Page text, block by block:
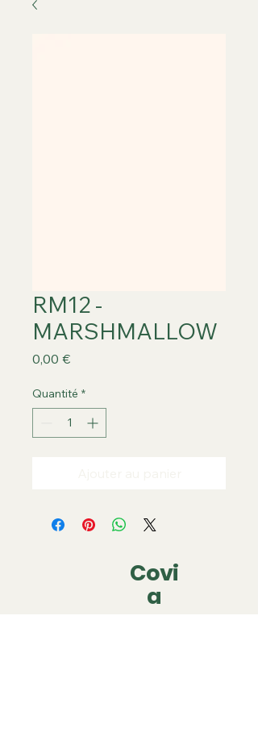
RM12 -
MARSHMALLOW
0,00 €Prix
Quantité *
Covi
a